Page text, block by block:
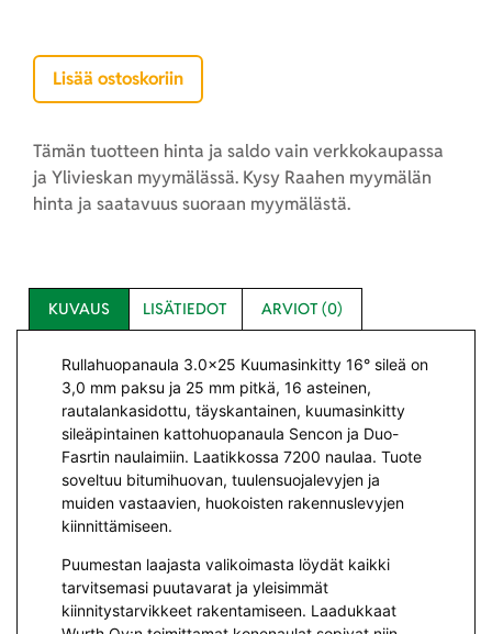
Lisää ostoskoriin
Tämän tuotteen hinta ja saldo vain verkkokaupassa
ja Ylivieskan myymälässä. Kysy Raahen myymälän
hinta ja saatavuus suoraan myymälästä.
KUVAUS LISÄTIEDOT ARVIOT (0)
Rullahuopanaula 3.0×25 Kuumasinkitty 16° sileä on
3,0 mm paksu ja 25 mm pitkä, 16 asteinen,
rautalankasidottu, täyskantainen, kuumasinkitty
sileäpintainen kattohuopanaula Sencon ja Duo-
Fasrtin naulaimiin. Laatikkossa 7200 naulaa. Tuote
soveltuu bitumihuovan, tuulensuojalevyjen ja
muiden vastaavien, huokoisten rakennuslevyjen
kiinnittämiseen.
Puumestan laajasta valikoimasta löydät kaikki
tarvitsemasi puutavarat ja yleisimmät
kiinnitystarvikkeet rakentamiseen. Laadukkaat